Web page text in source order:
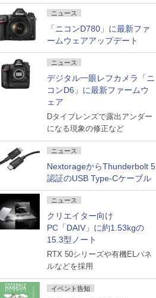
ニュース
「ニコンD780」に最新ファ
ームウェアアップデート
ニュース
デジタル一眼レフカメラ「ニ
コンD6」に最新ファームウ
ェア
Dタイプレンズで露出アンダー
になる現象の修正など
ニュース
NextorageからThunderbolt 5
認証のUSB Type-Cケーブル
ニュース
クリエイター向け
PC「DAIV」に約1.53kgの
15.3型ノート
RTX 50シリーズや有機ELパネ
ルなどを採用
イベント告知